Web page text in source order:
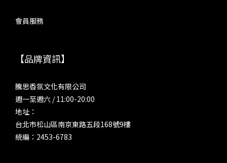
會員服務
【品牌資訊】
騰思香氛文化有限公司
週一至週六 / 11:00-20:00
地址：
台北市松山區南京東路五段168號9樓
統編：2453-6783